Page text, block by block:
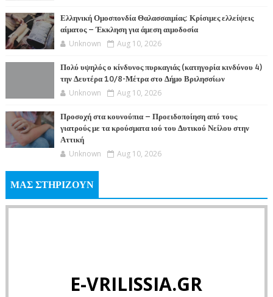
Ελληνική Ομοσπονδία Θαλασσαιμίας: Κρίσιμες ελλείψεις
αίματος – Έκκληση για άμεση αιμοδοσία
Unknown Aug 10, 2026
Πολύ υψηλός ο κίνδυνος πυρκαγιάς (κατηγορία κινδύνου 4)
την Δευτέρα 10/8-Μέτρα στο Δήμο Βριλησσίων
Unknown Aug 10, 2026
Προσοχή στα κουνούπια – Προειδοποίηση από τους
γιατρούς με τα κρούσματα ιού του Δυτικού Νείλου στην
Αττική
Unknown Aug 10, 2026
ΜΑΣ ΣΤΗΡΙΖΟΥΝ
E-VRILISSIA.GR